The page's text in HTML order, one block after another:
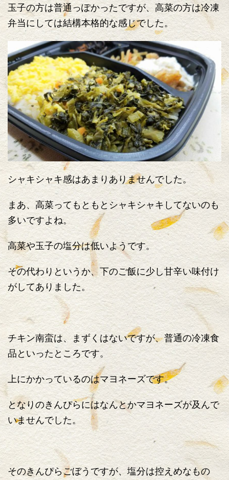
玉子の方は普通っぽかったですが、高菜の方は冷凍
弁当にしては結構本格的な感じでした。
シャキシャキ感はあまりありませんでした。
まあ、高菜ってもともとシャキシャキしてないのも
多いですよね。
高菜や玉子の塩分は低いようです。
その代わりというか、下のご飯に少し甘辛い味付け
がしてありました。
チキン南蛮は、まずくはないですが、普通の冷凍食
品といったところです。
上にかかっているのはマヨネーズです。
となりのきんぴらにはなんとかマヨネーズが及んで
いませんでした。
そのきんぴらごぼうですが、塩分は控えめなもの